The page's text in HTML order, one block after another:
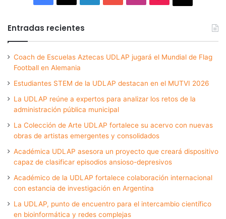
Entradas recientes
Coach de Escuelas Aztecas UDLAP jugará el Mundial de Flag
Football en Alemania
Estudiantes STEM de la UDLAP destacan en el MUTVI 2026
La UDLAP reúne a expertos para analizar los retos de la
administración pública municipal
La Colección de Arte UDLAP fortalece su acervo con nuevas
obras de artistas emergentes y consolidados
Académica UDLAP asesora un proyecto que creará dispositivo
capaz de clasificar episodios ansioso-depresivos
Académico de la UDLAP fortalece colaboración internacional
con estancia de investigación en Argentina
La UDLAP, punto de encuentro para el intercambio científico
en bioinformática y redes complejas